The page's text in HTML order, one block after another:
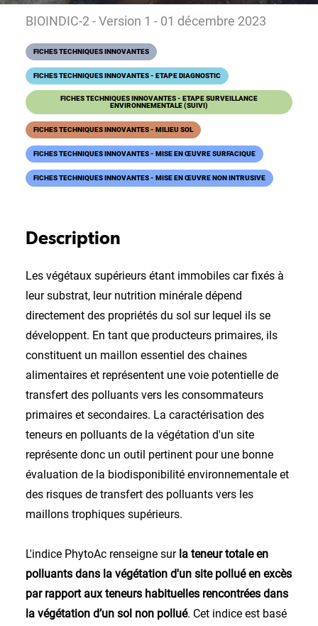
BIOINDIC-2 - Version 1 - 01 décembre 2023
FICHES TECHNIQUES INNOVANTES
FICHES TECHNIQUES INNOVANTES - ETAPE DIAGNOSTIC
FICHES TECHNIQUES INNOVANTES - ETAPE SURVEILLANCE
ENVIRONNEMENTALE (SUIVI)
FICHES TECHNIQUES INNOVANTES - MILIEU SOL
FICHES TECHNIQUES INNOVANTES - MISE EN ŒUVRE SURFACIQUE
FICHES TECHNIQUES INNOVANTES - MISE EN ŒUVRE NON INTRUSIVE
Description
Les végétaux supérieurs étant immobiles car fixés à
leur substrat, leur nutrition minérale dépend
directement des propriétés du sol sur lequel ils se
développent. En tant que producteurs primaires, ils
constituent un maillon essentiel des chaines
alimentaires et représentent une voie potentielle de
transfert des polluants vers les consommateurs
primaires et secondaires. La caractérisation des
teneurs en polluants de la végétation d'un site
représente donc un outil pertinent pour une bonne
évaluation de la biodisponibilité environnementale et
des risques de transfert des polluants vers les
maillons trophiques supérieurs.
L'indice PhytoAc renseigne sur la teneur totale en
polluants dans la végétation d'un site pollué en excès
par rapport aux teneurs habituelles rencontrées dans
la végétation d’un sol non pollué. Cet indice est basé